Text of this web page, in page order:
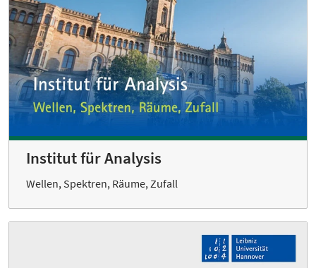
Institut für Analysis
Wellen, Spektren, Räume, Zufall